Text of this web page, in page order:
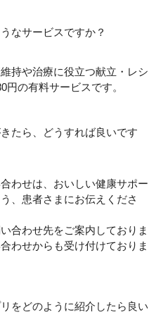
なサービスですか？
持や治療に役立つ献立・レシ
円の有料サービスです。
たら、どうすれば良いです
わせは、おいしい健康サポー
、患者さまにお伝えくださ
合わせ先をご案内しておりま
わせからも受け付けておりま
をどのように紹介したら良い